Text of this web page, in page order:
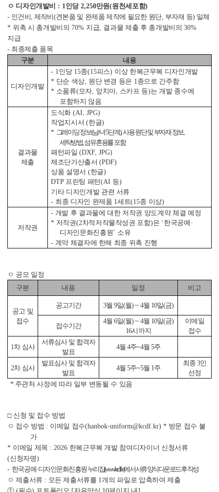
ㅇ 디자인개발비 : 1인당 2,250만원(원천세포함)
- 인건비 , 제작비 (견본품 및 완제품 제작에 필요한 원단, 부자재 등) 일체
* 위촉 시 총개발비의 70% 지급, 결과물 제출 후 총개발비의30%
지급
- 최종제출 품목
구분
내용
디자인개발
- 1인당 15종(15피스) 이상 한복근무복 디자인개발
* 단순 색상, 원단 변경 등은 1종으로 간주함
* 소품류(모자, 앞치마, 스카프 등)는 개발 종수에
포함하지 않음
결과물
제출
도식화 (AI, JPG)
작업지시서 (한글)
* 그레이딩 정보(남/녀5단계 ),사용 원단 및 부자재 정보,
세탁방법, 섬유혼용률 포함
패턴파일(DXF, JPG)
제조단가산출서(PDF)
상품 설명서 (한글)
DTP 프린팅 패턴(AI 등)
기타 디자인개발 관련 서류
- 최종 디자인 완제품 1세트(15종 이상)
저작권
- 개발 후 결과물에 대한 저작권 양도계약 체결 예정
* 저작권(2차적저작물작성권 포함)은 ‘한국공예 ·
디자인문화진흥원’ 소유
- 계약 체결자에 한해 최종 위촉 진행
ㅇ 공모 일정
구분
내용 일정 비고
공고 및
접수
공고기간 3월 9일(월) ~ 4월 10일(금)
접수기간
4월 6일(월) ~ 4월 10일(금)
16시까지
이메일
접수
1차 심사
서류심사 및 합격자
발표
4월4주~4월 5주
2차 심사
발표심사 및 합격자
발표
4월5주~5월 1주
최종 3인
선정
* 주관처 사정에 따라 일부 변동될 수 있음
□ 신청 및 접수 방법
ㅇ 접수 방법 : 이메일 접수(hanbok-uniform@kcdf.kr) * 방문 접수 불
가
* 이메일 제목 : 2026 한복근무복 개발 참여디자이너 신청서류
(신청자명)
- 한국공예 ·디자인문화진흥원 누리집(www.kcdf.kr)에서 서류 양식 다운로드 후 작성
ㅇ 제출서류 : 모든 제출서류를 1개의 파일로 압축하여 제출